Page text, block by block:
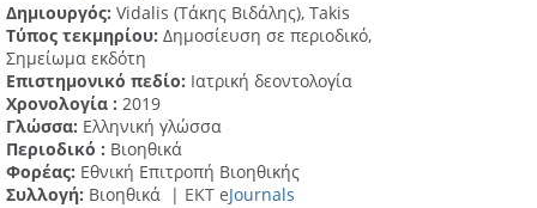
Δημιουργός: Vidalis (Τάκης Βιδάλης), Takis
Τύπος τεκμηρίου: Δημοσίευση σε περιοδικό,
Σημείωμα εκδότη
Επιστημονικό πεδίο: Ιατρική δεοντολογία
Χρονολογία : 2019
Γλώσσα: Ελληνική γλώσσα
Περιοδικό : Βιοηθικά
Φορέας: Εθνική Επιτροπή Βιοηθικής
Συλλογή: Βιοηθικά | ΕΚΤ eJournals